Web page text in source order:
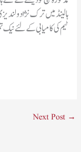
ہالینڈ میں ترک نژاد
ٹیم کی کامیابی کے لئے
Next Post →